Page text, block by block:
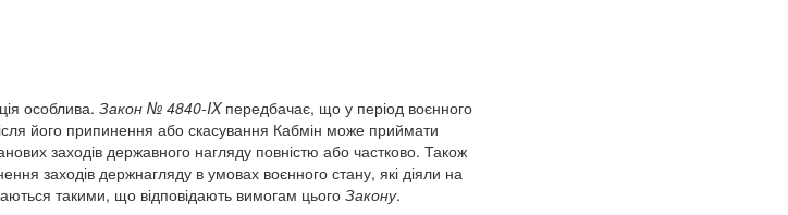
особлива. Закон № 4840-IXпередбачає, що у період воєнного
його припинення або скасування Кабмін може приймати
заходів державного нагляду повністю або частково. Також
заходів держнагляду в умовах воєнного стану, які діяли на
такими, що відповідають вимогам цього Закону.